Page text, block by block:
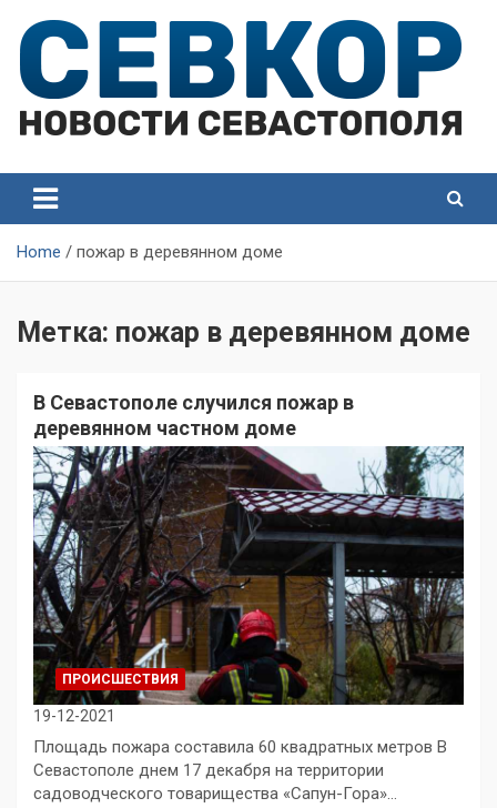
content
Севастополя
Севастополя
Home пожар в деревянном доме
Метка: пожар в деревянном доме
В Севастополе случился пожар в
деревянном частном доме
ПРОИСШЕСТВИЯ
19-12-2021
Площадь пожара составила 60 квадратных метров В
Севастополе днем 17 декабря на территории
садоводческого товарищества «Сапун-Гора»…